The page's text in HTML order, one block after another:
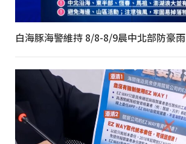
白海豚海警維持 8/8-8/9晨中北部防豪雨